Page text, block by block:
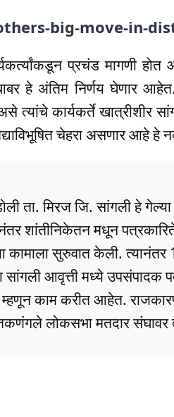
big-move-in-
प्रचंड मागणी
हे अंतिम निर्णय घेणार
कार्यकर्ते खात्रीशीर
चेहरा असणार आहे हे
ता. मिरज जि. सांगली हे गेल्या
शांतीनिकेतन मधून
कामाला सुरुवात केली.
आवृत्ती मध्ये उपसंपादक
काम करीत आहेत.
लोकसभा मतदार